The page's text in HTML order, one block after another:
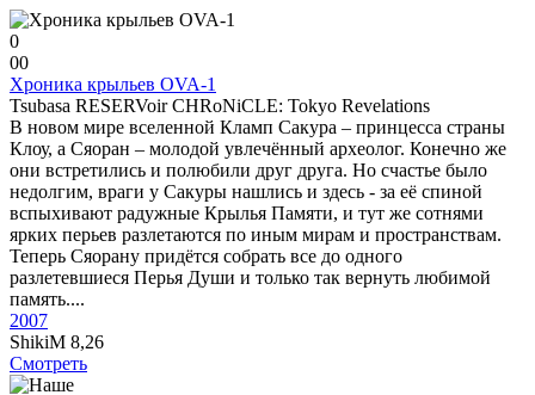
0
00
Хроника крыльев OVA-1
Tsubasa RESERVoir CHRoNiCLE: Tokyo Revelations
В новом мире вселенной Кламп Сакура – принцесса страны
Клоу, а Сяоран – молодой увлечённый археолог. Конечно же
они встретились и полюбили друг друга. Но счастье было
недолгим, враги у Сакуры нашлись и здесь - за её спиной
вспыхивают радужные Крылья Памяти, и тут же сотнями
ярких перьев разлетаются по иным мирам и пространствам.
Теперь Сяорану придётся собрать все до одного
разлетевшиеся Перья Души и только так вернуть любимой
память....
2007
ShikiM 8,26
Смотреть